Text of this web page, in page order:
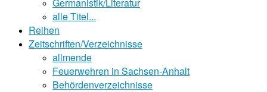
alle Titel...
Reihen
Zeitschriften/Verzeichnisse
allmende
Feuerwehren in Sachsen-Anhalt
Behördenverzeichnisse